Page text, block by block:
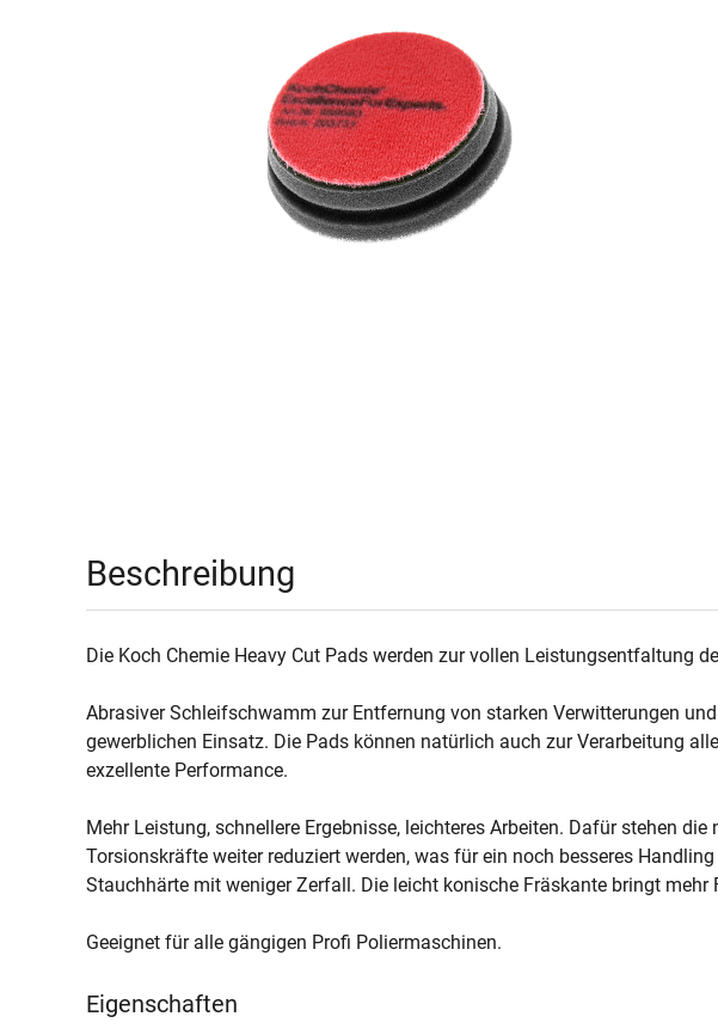
Beschreibung
Die Koch Chemie Heavy Cut Pads werden zur vollen Leistungsentfaltung
Abrasiver Schleifschwamm zur Entfernung von starken Verwitterungen
gewerblichen Einsatz. Die Pads können natürlich auch zur Verarbeitung
exzellente Performance.
Mehr Leistung, schnellere Ergebnisse, leichteres Arbeiten. Dafür stehen
Torsionskräfte weiter reduziert werden, was für ein noch besseres
Stauchhärte mit weniger Zerfall. Die leicht konische Fräskante bringt
Geeignet für alle gängigen Profi Poliermaschinen.
Eigenschaften